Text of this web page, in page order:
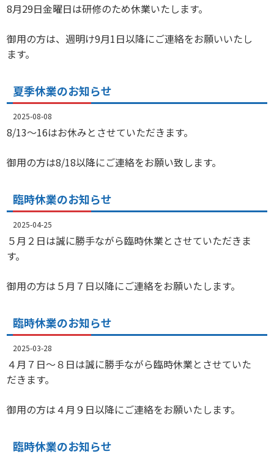
8月29日金曜日は研修のため休業いたします。
御用の方は、週明け9月1日以降にご連絡をお願いいたし
ます。
夏季休業のお知らせ
2025-08-08
8/13～16はお休みとさせていただきます。
御用の方は8/18以降にご連絡をお願い致します。
臨時休業のお知らせ
2025-04-25
５月２日は誠に勝手ながら臨時休業とさせていただきま
す。
御用の方は５月７日以降にご連絡をお願いたします。
臨時休業のお知らせ
2025-03-28
４月７日～８日は誠に勝手ながら臨時休業とさせていた
だきます。
御用の方は４月９日以降にご連絡をお願いたします。
臨時休業のお知らせ